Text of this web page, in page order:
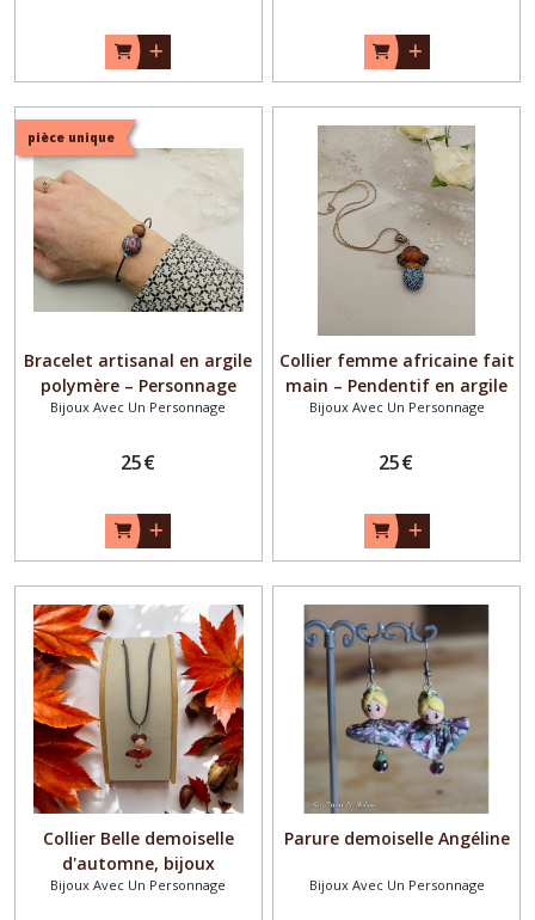
pièce unique
Bracelet artisanal en argile
polymère – Personnage
femme africaine inspiré du
bohème ethnique coloré –
Cadeau unique
Bijoux Avec Un Personnage
25€
Collier femme africaine fait
main – Pendentif en argile
polymère – Bijou artisanal
original coloré – Cadeau
Bijoux Avec Un Personnage
25€
Collier Belle demoiselle
d'automne, bijoux
danseuse
Bijoux Avec Un Personnage
Parure demoiselle Angéline
Bijoux Avec Un Personnage